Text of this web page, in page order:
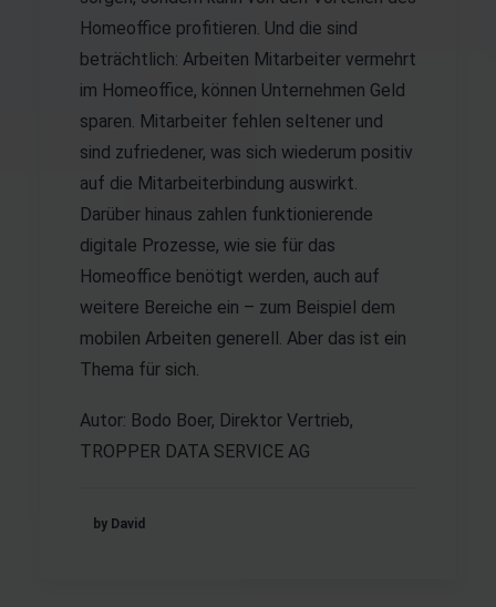
Homeoffice profitieren. Und die sind
beträchtlich: Arbeiten Mitarbeiter vermehrt
im Homeoffice, können Unternehmen Geld
sparen. Mitarbeiter fehlen seltener und
sind zufriedener, was sich wiederum positiv
auf die Mitarbeiterbindung auswirkt.
Darüber hinaus zahlen funktionierende
digitale Prozesse, wie sie für das
Homeoffice benötigt werden, auch auf
weitere Bereiche ein – zum Beispiel dem
mobilen Arbeiten generell. Aber das ist ein
Thema für sich.
Autor: Bodo Boer, Direktor Vertrieb,
TROPPER DATA SERVICE AG
by David